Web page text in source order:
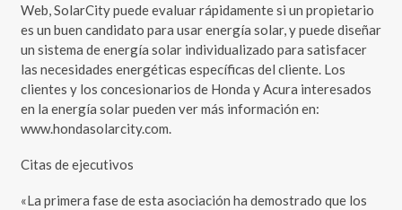
Web, SolarCity puede evaluar rápidamente si un propietario
es un buen candidato para usar energía solar, y puede diseñar
un sistema de energía solar individualizado para satisfacer
las necesidades energéticas específicas del cliente. Los
clientes y los concesionarios de Honda y Acura interesados
en la energía solar pueden ver más información en:
www.hondasolarcity.com.
Citas de ejecutivos
«La primera fase de esta asociación ha demostrado que los